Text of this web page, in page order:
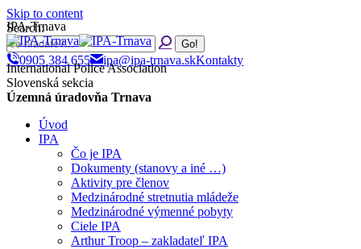
Skip to content
Search:
0905 384 655 ipa@ipa-trnava.skKontakty
IPA-Trnava
International Police Association
Slovenská sekcia
Územná úradovňa Trnava
Úvod
IPA
Čo je IPA
Dokumenty (stanovy a iné …)
Aktivity pre členov
Medzinárodné stretnutia mládeže
Medzinárodné výmenné pobyty
Ciele IPA
Arthur Troop – zakladateľ IPA